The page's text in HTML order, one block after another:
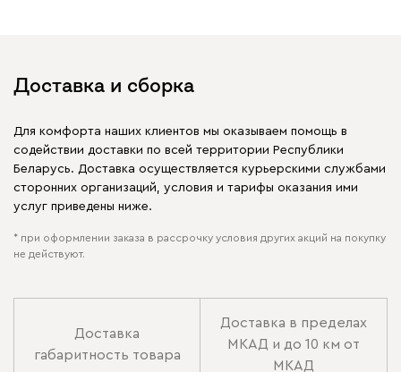
Доставка и сборка
Для комфорта наших клиентов мы оказываем помощь в
содействии доставки по всей территории Республики
Беларусь. Доставка осуществляется курьерскими службами
сторонних организаций, условия и тарифы оказания ими
услуг приведены ниже.
* при оформлении заказа в рассрочку условия других акций на покупку
не действуют.
Доставка
габаритность товара
Доставка в пределах
МКАД и до 10 км от
МКАД